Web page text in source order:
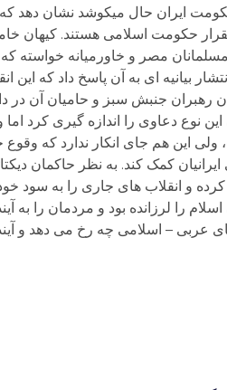
حکومت اسلامی هستند. کیهان
مصر و خاورمیانه خواسته
بیانیه ای به آن پاسخ داد که
رهبران جنبش سبز و حامیان آن
این نوع دعاوی را اندازه گیری کرد
کمک کند. به نظر حاکمان
و انقلاب های جاری را به سود
عربی – اسلامی چه رخ می دهد و